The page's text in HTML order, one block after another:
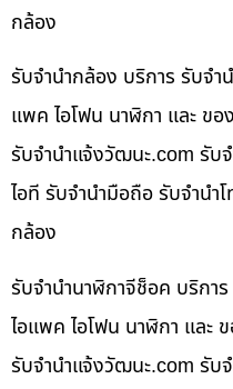
กล้อง
รับจำนำกล้อง บริการ รับจำ
แพค ไอโฟน นาฬิกา และ ข
รับจํานําแจ้งวัฒนะ.com รับ
ไอที รับจำนำมือถือ รับจำนำ
กล้อง
รับจำนำนาฬิกาจีช็อค บริกา
ไอแพค ไอโฟน นาฬิกา และ
รับจํานําแจ้งวัฒนะ.com รับ